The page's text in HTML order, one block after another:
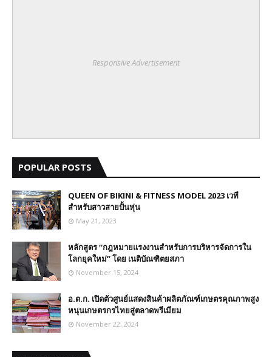
Responsive Advertisement
POPULAR POSTS
QUEEN OF BIKINI & FITNESS MODEL 2023 เวที
สำหรับสาวสายปั้นหุ่น
May 21, 2023
หลักสูตร “กฎหมายแรงงานสำหรับการบริหารจัดการใน
โลกยุคใหม่” โดย เนติบัณฑิตยสภา
November 15, 2024
อ.ต.ก. เปิดตัวศูนย์แสดงสินค้าผลิตภัณฑ์เกษตรคุณภาพสูง
หนุนเกษตรกรไทยสู่ตลาดพรีเมียม
November 22, 2024